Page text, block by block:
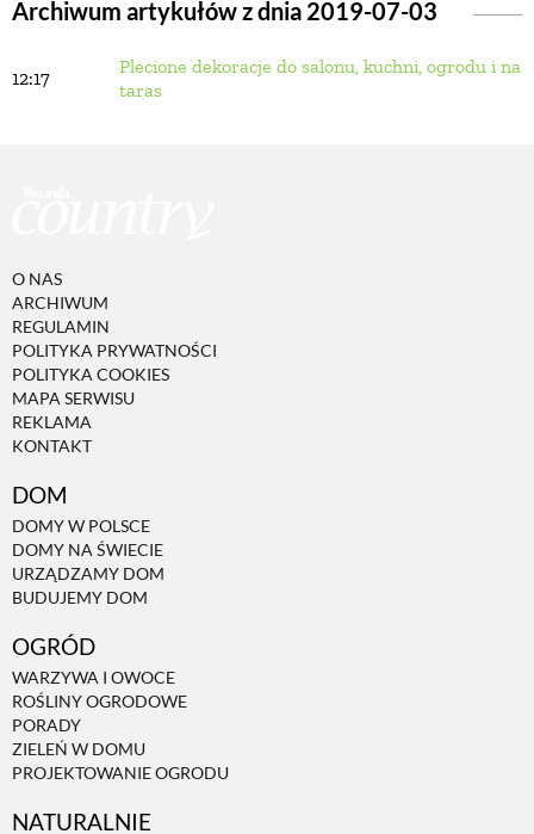
Archiwum artykułów z dnia 2019-07-03
12:17
Plecione dekoracje do salonu, kuchni, ogrodu i na
taras
O NAS
ARCHIWUM
REGULAMIN
POLITYKA PRYWATNOŚCI
POLITYKA COOKIES
MAPA SERWISU
REKLAMA
KONTAKT
DOM
DOMY W POLSCE
DOMY NA ŚWIECIE
URZĄDZAMY DOM
BUDUJEMY DOM
OGRÓD
WARZYWA I OWOCE
ROŚLINY OGRODOWE
PORADY
ZIELEŃ W DOMU
PROJEKTOWANIE OGRODU
NATURALNIE
BUDUJEMY DOM
PROJEKTOWANIE OGRODU
NATURALNA APTECZKA